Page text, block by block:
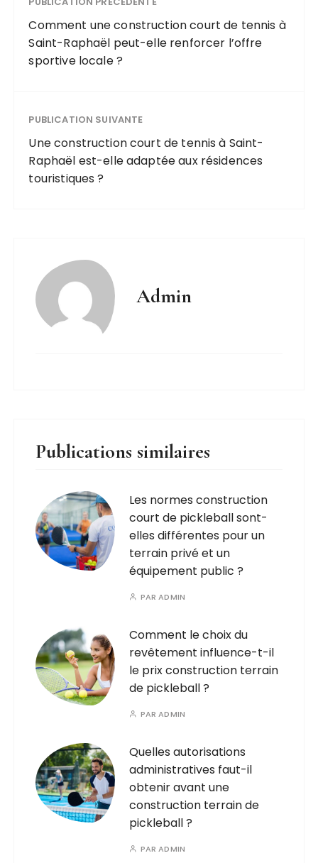
Comment une construction court de tennis à
Saint-Raphaël peut-elle renforcer l’offre
sportive locale ?
PUBLICATION SUIVANTE
Une construction court de tennis à Saint-
Raphaël est-elle adaptée aux résidences
touristiques ?
Admin
Publications similaires
Les normes construction
court de pickleball sont-
elles différentes pour un
terrain privé et un
équipement public ?
PARADMIN
Comment le choix du
revêtement influence-t-il
le prix construction terrain
de pickleball ?
PARADMIN
Quelles autorisations
administratives faut-il
obtenir avant une
construction terrain de
pickleball ?
PARADMIN